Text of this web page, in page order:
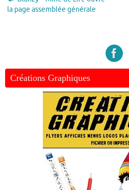
la page assemblée générale
Créations Graphiques